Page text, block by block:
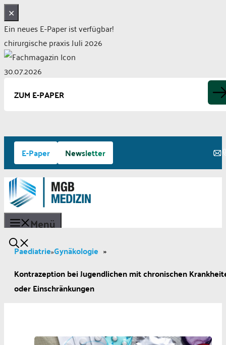
✕
Ein neues E-Paper ist verfügbar!
chirurgische praxis Juli 2026
30.07.2026
ZUM E-PAPER
Zum
Inhalt
springen
E-Paper Newsletter
Menü
Paediatrie»Gynäkologie »
Kontrazeption bei Jugendlichen mit chronischen
oder Einschränkungen